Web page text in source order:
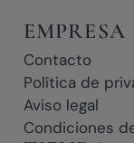
EMPRESA
Contacto
Política de
Aviso legal
Condiciones